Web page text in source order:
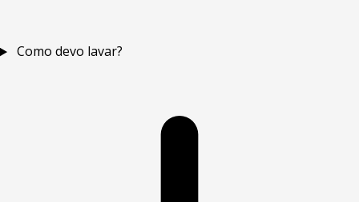
Como devo lavar?